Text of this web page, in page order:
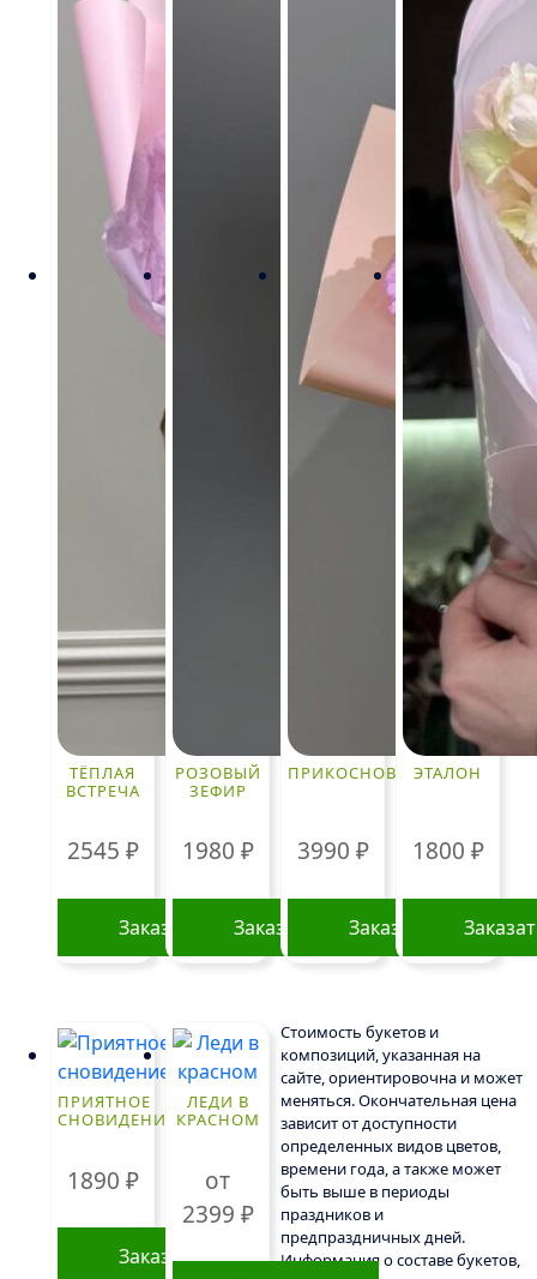
ТЁПЛАЯ
ВСТРЕЧА
2545 ₽
Заказать
РОЗОВЫЙ
ЗЕФИР
1980 ₽
Заказать
ПРИКОСНОВЕНИЕ
3990 ₽
Заказать
ЭТАЛОН
1800 ₽
ПРИЯТНОЕ
СНОВИДЕНИЕ
1890 ₽
Заказать
ЛЕДИ В
КРАСНОМ
от
2399 ₽
Стоимость букетов и
композиций, указанная на
сайте, ориентировочна и может
меняться. Окончательная цена
зависит от доступности
определенных видов цветов,
времени года, а также может
быть выше в периоды
праздников и
предпраздничных дней.
Информация о составе букетов,